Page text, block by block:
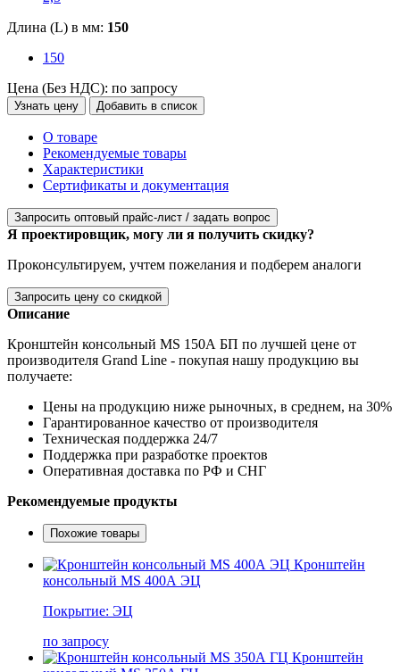
Длина (L) в мм: 150
150
Цена (Без НДС): по запросу
Узнать цену Добавить в список
О товаре
Рекомендуемые товары
Характеристики
Сертификаты и документация
Запросить оптовый прайс-лист / задать вопрос
Я проектировщик, могу ли я получить скидку?
Проконсультируем, учтем пожелания и подберем аналоги
Запросить цену со скидкой
Описание
Кронштейн консольный MS 150А БП по лучшей цене от
производителя Grand Line - покупая нашу продукцию вы
получаете:
Цены на продукцию ниже рыночных, в среднем, на 30%
Гарантированное качество от производителя
Техническая поддержка 24/7
Поддержка при разработке проектов
Оперативная доставка по РФ и СНГ
Рекомендуемые продукты
Похожие товары
Кронштейн
консольный MS 400А ЭЦ
Покрытие: ЭЦ
по запросу
Кронштейн